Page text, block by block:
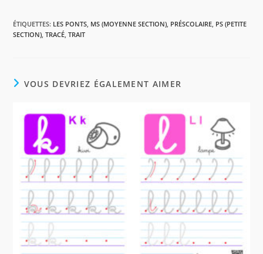
e
b
t
e
t
t
s
t
ÉTIQUETTES: LES PONTS, MS (MOYENNE SECTION), PRÉSCOLAIRE, PS (PETITE
SECTION), TRACÉ, TRAIT
VOUS DEVRIEZ ÉGALEMENT AIMER